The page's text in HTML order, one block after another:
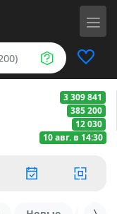
3 309 841
385 200
12 030
10 авг. в 14:30